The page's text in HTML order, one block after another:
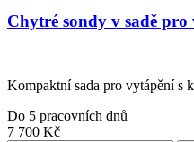
Chytré sondy v sadě pro
Kompaktní sada pro vytápění s
Do 5 pracovních dnů
7 700 Kč